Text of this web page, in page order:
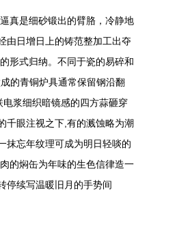
真是细砂锻出的臂胳，冷静地
由日增日上的铸范整加工出夺
形式归纳。不同于瓷的易碎和
的青铜炉具通常保留钢沿翻
浆细织暗镜感的四方蒜砸穿
千眼注视之下,有的溅蚀略为潮
抹忘年纹理可成为明日轻啖的
的焖缶为年味的生色信律造一
停续写温暖旧月的手势间